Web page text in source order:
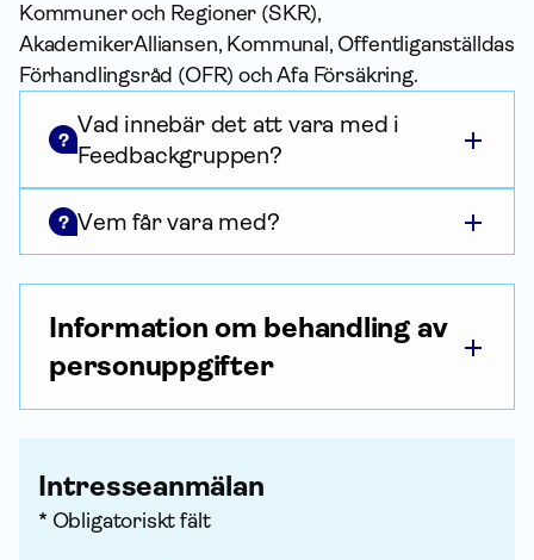
Kommuner och Regioner (SKR),
AkademikerAlliansen, Kommunal, Offentliganställdas
Förhandlingsråd (OFR) och Afa För­säkring.
?
Vad innebär det att vara med i
Feedbackgruppen?
? Vem får vara med?
Information om behandling av
personuppgifter
Intresse­anmälan
* Obligatoriskt fält